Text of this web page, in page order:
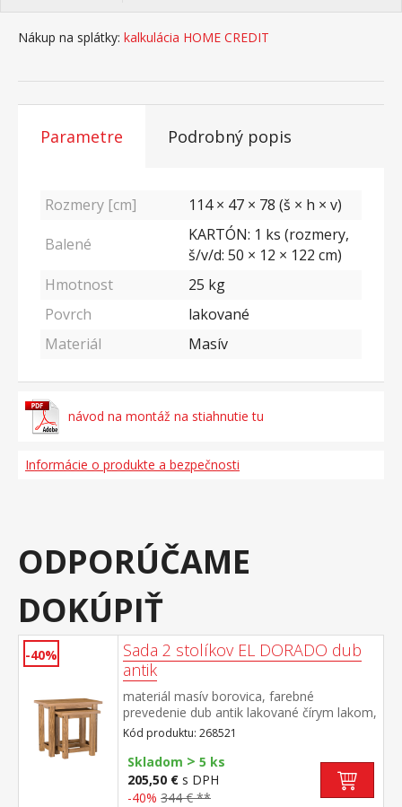
Nákup na splátky: kalkulácia HOME CREDIT
Parametre Podrobný popis
Rozmery [cm]
114 × 47 × 78 (š × h × v)
Balené
KARTÓN: 1 ks (rozmery,
š/v/d: 50 × 12 × 122 cm)
Hmotnost
25 kg
Povrch
lakované
Materiál
Masív
návod na montáž na stiahnutie tu
Informácie o produkte a bezpečnosti
ODPORÚČAME
DOKÚPIŤ
-40%
Sada 2 stolíkov EL DORADO dub
antik
materiál masív borovica, farebné
prevedenie dub antik lakované čírym lakom,
vlis drevenej štruktúry rozmer menšieho
stolíka (š/h/v) 46 × 36 × 50 cm súčasť
zostavy EL DORADO
Kód produktu: 268521
Skladom > 5 ks
205,50 € s DPH
-40% 344 € **